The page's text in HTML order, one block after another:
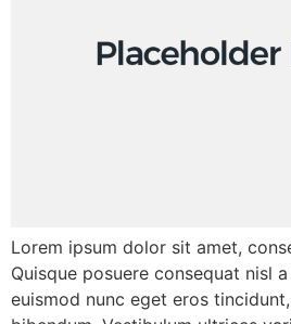
Lorem ipsum dolor sit amet,
Quisque posuere consequat nisl
euismod nunc eget eros